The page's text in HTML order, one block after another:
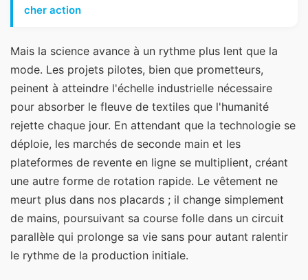
cher action
Mais la science avance à un rythme plus lent que la
mode. Les projets pilotes, bien que prometteurs,
peinent à atteindre l'échelle industrielle nécessaire
pour absorber le fleuve de textiles que l'humanité
rejette chaque jour. En attendant que la technologie se
déploie, les marchés de seconde main et les
plateformes de revente en ligne se multiplient, créant
une autre forme de rotation rapide. Le vêtement ne
meurt plus dans nos placards ; il change simplement
de mains, poursuivant sa course folle dans un circuit
parallèle qui prolonge sa vie sans pour autant ralentir
le rythme de la production initiale.